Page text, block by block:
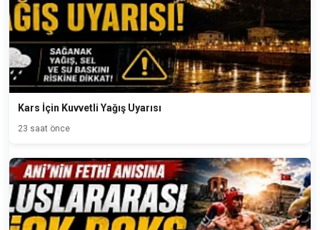
Kars İçin Kuvvetli Yağış Uyarısı
23 saat önce